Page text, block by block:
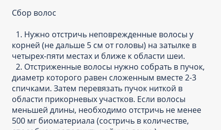
Сбор волос
1. Нужно отстричь неповрежденные волосы у
корней (не дальше 5 см от головы) на затылке в
четырех-пяти местах и ближе к области шеи.
2. Отстриженные волосы нужно собрать в пучок,
диаметр которого равен сложенным вместе 2-3
спичками. Затем перевязать пучок ниткой в
области прикорневых участков. Если волосы
меньшей длины, необходимо отстричь не менее
500 мг биоматериала (состричь в количестве,